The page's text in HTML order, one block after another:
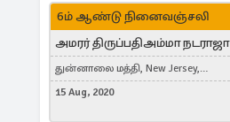
6ம் ஆண்டு நினைவஞ்சலி
அமரர் திருப்பதிஅம்மா நடராஜா
துன்னாலை மத்தி, New Jersey,
United States, Toronto, Canada
15 Aug, 2020